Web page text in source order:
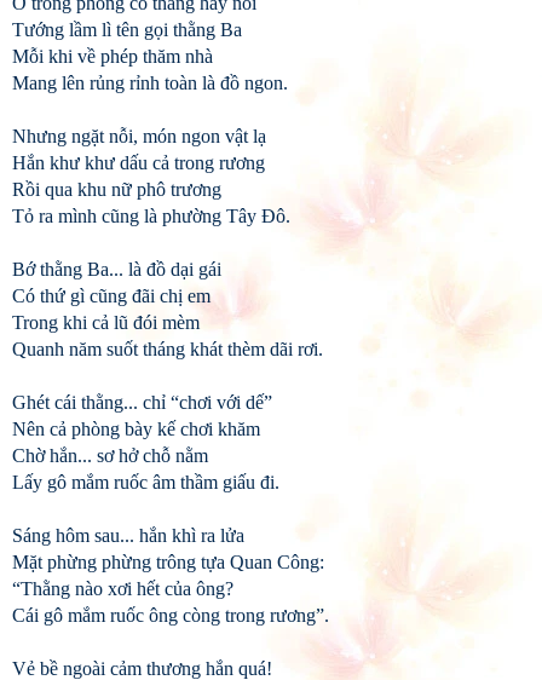
Tướng lầm lì tên gọi thằng Ba
Mỗi khi về phép thăm nhà
Mang lên rủng rỉnh toàn là đồ ngon.
Nhưng ngặt nỗi, món ngon vật lạ
Hắn khư khư dấu cả trong rương
Rồi qua khu nữ phô trương
Tỏ ra mình cũng là phường Tây Đô.
Bớ thằng Ba... là đồ dại gái
Có thứ gì cũng đãi chị em
Trong khi cả lũ đói mèm
Quanh năm suốt tháng khát thèm dãi rơi.
Ghét cái thằng... chỉ “chơi với dế”
Nên cả phòng bày kế chơi khăm
Chờ hắn... sơ hở chỗ nằm
Lấy gô mắm ruốc âm thầm giấu đi.
Sáng hôm sau... hắn khì ra lửa
Mặt phừng phừng trông tựa Quan Công:
“Thằng nào xơi hết của ông?
Cái gô mắm ruốc ông còng trong rương”.
Vẻ bề ngoài cảm thương hắn quá!